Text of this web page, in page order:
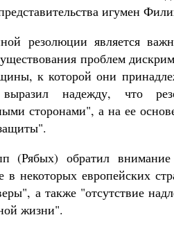
игумен
резолюции является
проблем
к которой они
надежду, что
сторонами", а на ее
(Рябых) обратил внимание
в некоторых европейских
а также "отсутствие
жизни".